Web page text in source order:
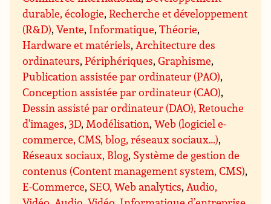
durable, écologie,Recherche et développement
(R&D),Vente, Informatique,Théorie,
Hardware et matériels, Architecture des
ordinateurs,Périphériques,Graphisme,
Publication assistée par ordinateur (PAO),
Conception assistée par ordinateur (CAO),
Dessin assisté par ordinateur (DAO), Retouche
d’images,3D, Modélisation,Web (logiciel e-
commerce, CMS, blog, réseaux sociaux…),
Réseaux sociaux, Blog, Système de gestion de
contenus (Content management system, CMS),
E-Commerce, SEO, Web analytics, Audio,